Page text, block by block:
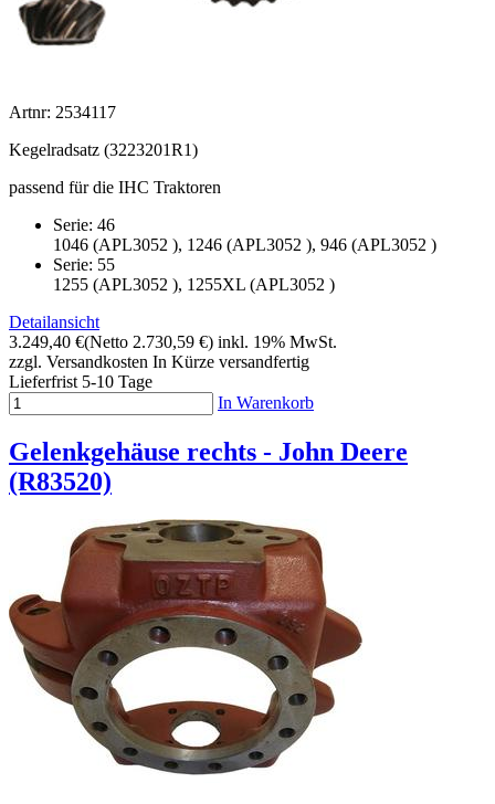
Artnr: 2534117
Kegelradsatz (3223201R1)
passend für die IHC Traktoren
Serie: 46
1046 (APL3052 ), 1246 (APL3052 ), 946 (APL3052 )
Serie: 55
1255 (APL3052 ), 1255XL (APL3052 )
Detailansicht
3.249,40 €(Netto 2.730,59 €) inkl. 19% MwSt.
zzgl. Versandkosten In Kürze versandfertig
Lieferfrist 5-10 Tage
In Warenkorb
Gelenkgehäuse rechts - John Deere
(R83520)